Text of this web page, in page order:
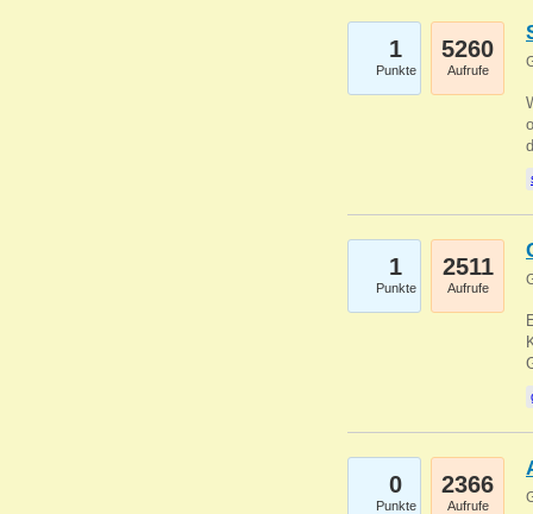
1
Punkte
5260
Aufrufe
1
Punkte
2511
Aufrufe
0
Punkte
2366
Aufrufe